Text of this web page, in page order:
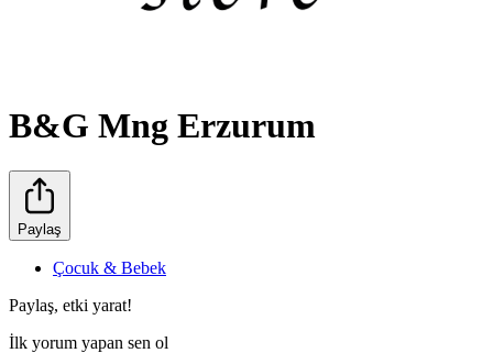
B&G Mng Erzurum
Paylaş
Çocuk & Bebek
Paylaş, etki yarat!
İlk yorum yapan sen ol